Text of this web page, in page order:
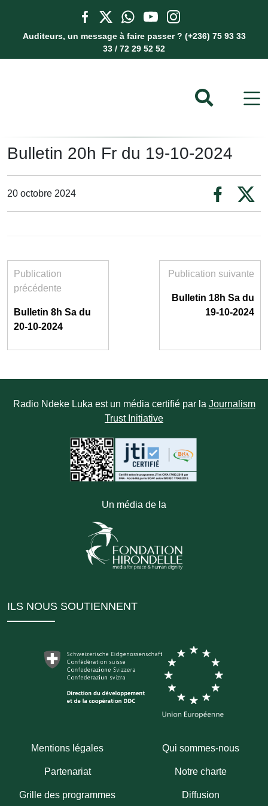
Auditeurs, un message à faire passer ? (+236) 75 93 33
33 / 72 29 52 52
Bulletin 20h Fr du 19-10-2024
20 octobre 2024
Publication
précédente
Bulletin 8h Sa du
20-10-2024
Publication suivante
Bulletin 18h Sa du
19-10-2024
Radio Ndeke Luka est un média certifié par la Journalism
Trust Initiative
Un média de la
ILS NOUS SOUTIENNENT
Mentions légales Qui sommes-nous
Partenariat Notre charte
Grille des programmes Diffusion